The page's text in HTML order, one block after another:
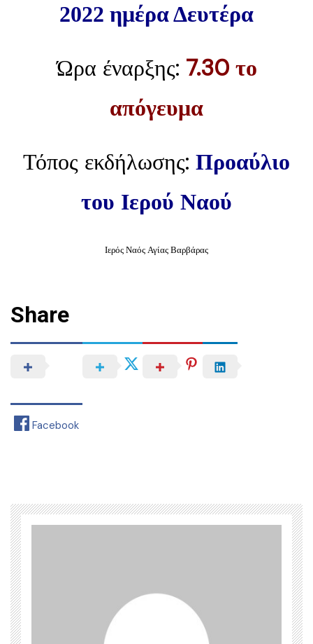
2022 ημέρα Δευτέρα
Ώρα έναρξης: 7.30 το
απόγευμα
Τόπος εκδήλωσης: Προαύλιο
του Ιερού Ναού
Ιερός Ναός Αγίας Βαρβάρας
Share
Facebook